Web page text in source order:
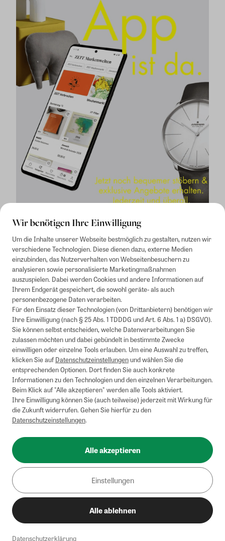
Wir benötigen Ihre Einwilligung
Um die Inhalte unserer Webseite bestmöglich zu gestalten, nutzen wir
verschiedene Technologien. Diese dienen dazu, externe Medien
einzubinden, das Nutzerverhalten von Webseitenbesuchern zu
analysieren sowie personalisierte Marketingmaßnahmen
auszuspielen. Dabei werden Cookies und andere Informationen auf
Ihrem Endgerät gespeichert, die sowohl geräte- als auch
personenbezogene Daten verarbeiten.
Für den Einsatz dieser Technologien (von Drittanbietern) benötigen wir
Ihre Einwilligung (nach § 25 Abs. 1 TDDDG und Art. 6 Abs. 1 a) DSGVO).
Sie können selbst entscheiden, welche Datenverarbeitungen Sie
zulassen möchten und dabei gebündelt in bestimmte Zwecke
einwilligen oder einzelne Tools erlauben. Um eine Auswahl zu treffen,
klicken Sie aufDatenschutzeinstellungenund wählen Sie die
entsprechenden Optionen. Dort finden Sie auch konkrete
Informationen zu den Technologien und den einzelnen Verarbeitungen.
Beim Klick auf "Alle akzeptieren" werden alle Tools aktiviert.
Ihre Einwilligung können Sie (auch teilweise) jederzeit mit Wirkung für
die Zukunft widerrufen. Gehen Sie hierfür zu den
Datenschutzeinstellungen.
Alle akzeptieren
Einstellungen
Alle ablehnen
Datenschutzerklärung
Mindestbestellwert von 50€. Nicht anwendbar auf Produkte, die der
Buchpreisbindung unterliegen, ZEIT-Akademie, e-Books. Keine
Barauszahlung möglich. Nicht mit weiteren Gutscheinen/Rabatten
kombinierbar.
Briefsendungen sind vom kostenlosen Rückversand ausgeschlossen.
Weitere Informationen zu Rücksendungen finden Sie hier.
Alle Preise inkl. gesetzl. MwSt. zzgl. Versandkosten
AGB
Widerrufsbelehrung
Barrierefreiheit
Cookies/Tracking
Instagram Pinterest